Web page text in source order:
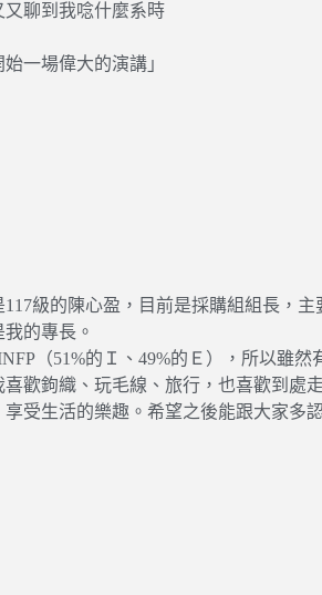
又聊到我唸什麼系時
一場偉大的演講」
117級的陳心盈，目前是採購組組長，
的專長。
（51%的Ｉ、49%的Ｅ），所以雖然
喜歡鉤織、玩毛線、旅行，也喜歡到處
受生活的樂趣。希望之後能跟大家多